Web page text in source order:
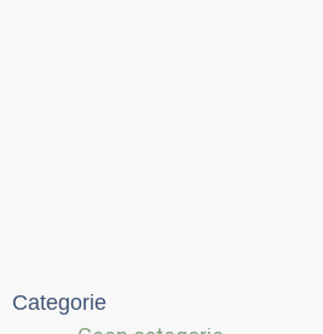
Categorie